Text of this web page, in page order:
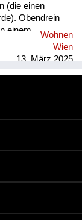
(die einen
Obendrein
einem
1949 - 1954
normalisierte
all diese
Wohnen
Wien
13. März 2025